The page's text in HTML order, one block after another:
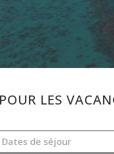
LES
Dates de séjour